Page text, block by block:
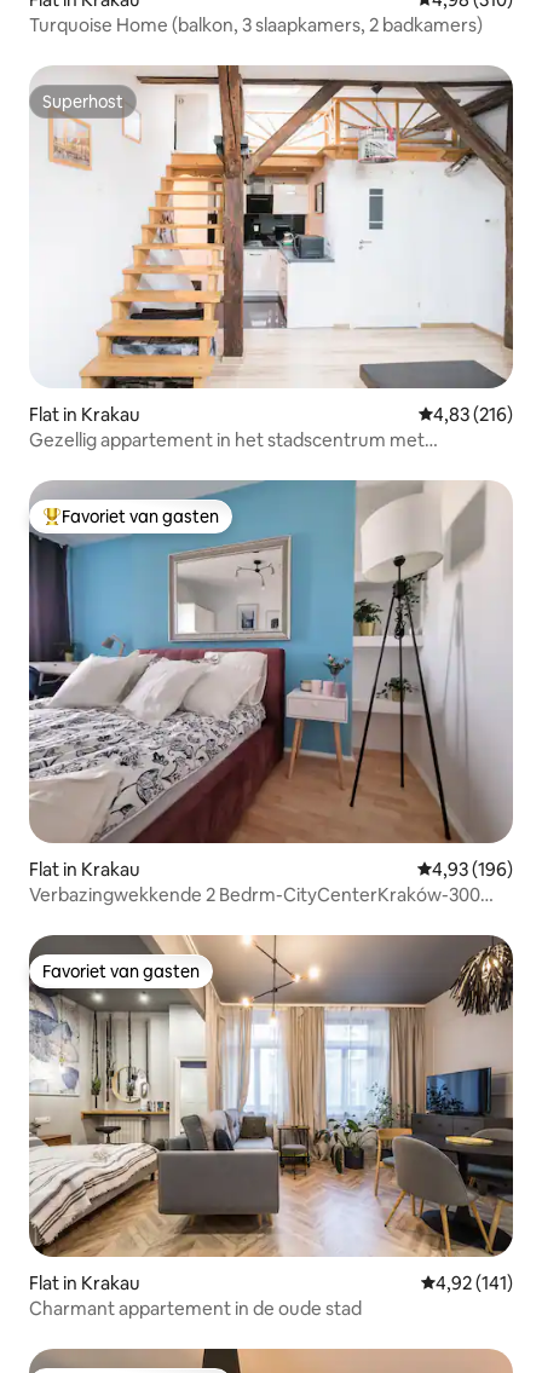
Turquoise Home (balkon, 3 slaapkamers, 2 badkamers)
Superhost
Superhost
Flat in Krakau Gemiddelde
4,83 (216)
Gezellig appartement in het stadscentrum met
Topfavoriet van gasten
Favoriet van gasten
Flat in Krakau Gemiddelde
4,93 (196)
Verbazingwekkende 2 Bedrm-CityCenterKraków-300
Favoriet van gasten
Favoriet van gasten
Flat in Krakau Gemiddelde
4,92 (141)
Charmant appartement in de oude stad